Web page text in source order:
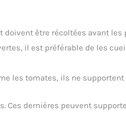
doivent être récoltées avant les
il est préférable de les
les tomates, ils ne supportent
dernières peuvent